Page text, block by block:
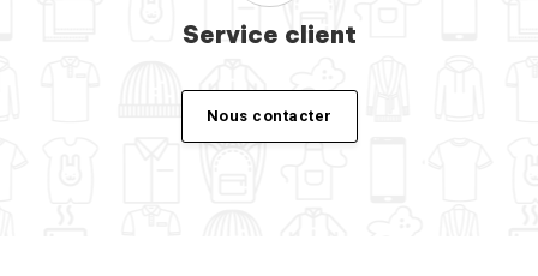
Service client
Nous contacter